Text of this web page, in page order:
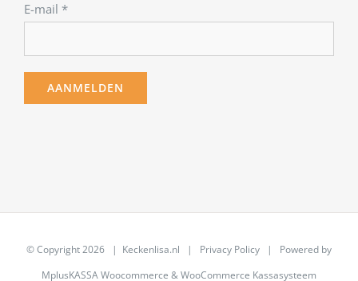
E-mail *
© Copyright2026 | Keckenlisa.nl | Privacy Policy | Powered by
MplusKASSA Woocommerce &WooCommerce Kassasysteem